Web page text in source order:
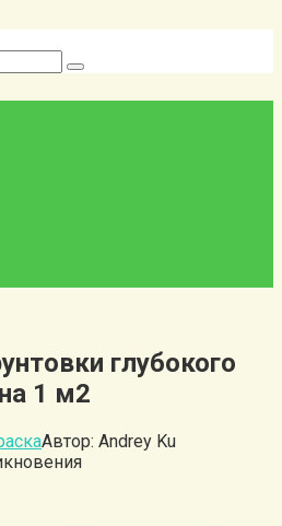
глубокого
1 м2
Автор: Andrey Ku